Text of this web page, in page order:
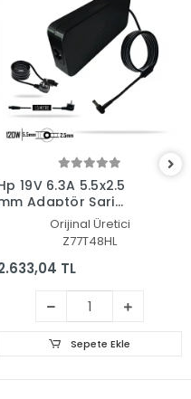
19V 6.3A 5.5x2.5
Adaptör Şarj
Aleti-CihazıOrijinal Üretici
Z77T48HL
TL
Sepete Ekle